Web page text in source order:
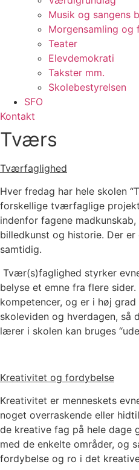
Musik og sangens
Morgensamling
Teater
Elevdemokrati
Takster mm.
Skolebestyrelsen
SFO
Kontakt
Tværs
Tværfaglighed
Hver fredag har hele skolen
forskellige tværfaglige
indenfor fagene
billedkunst og historie. Der
samtidig.
Tvær(s)faglighed styrker
belyse et emne fra flere
kompetencer, og er i høj
skoleviden og hverdagen, så
lærer i skolen kan bruges
Kreativitet og fordybelse
Kreativitet er menneskets
noget overraskende eller
de kreative fag på hele dage
med de enkelte områder, og
fordybelse og ro i det